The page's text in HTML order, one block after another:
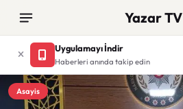
Yazar TV
Uygulamayı İndir
Haberleri anında takip edin
Asayis